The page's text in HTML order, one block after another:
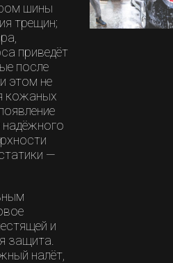
шины
трещин;
приведёт
после
этом не
кожаных
надёжного
—
и
защита.
налёт,